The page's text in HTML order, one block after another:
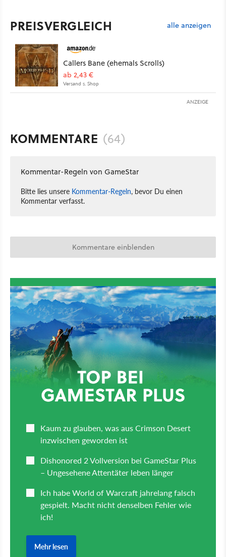
PREISVERGLEICH alle anzeigen
Callers Bane (ehemals Scrolls)
ab 2,43 €
Versand s. Shop
ANZEIGE
KOMMENTARE (64)
Kommentar-Regeln von GameStar
Bitte lies unsere Kommentar-Regeln, bevor Du einen
Kommentar verfasst.
Kommentare einblenden